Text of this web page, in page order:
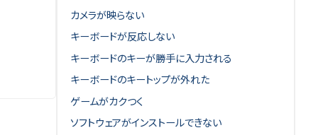
カメラが映らない
キーボードが反応しない
キーボードのキーが勝手に入力される
キーボードのキートップが外れた
ゲームがカクつく
ソフトウェアがインストールできない